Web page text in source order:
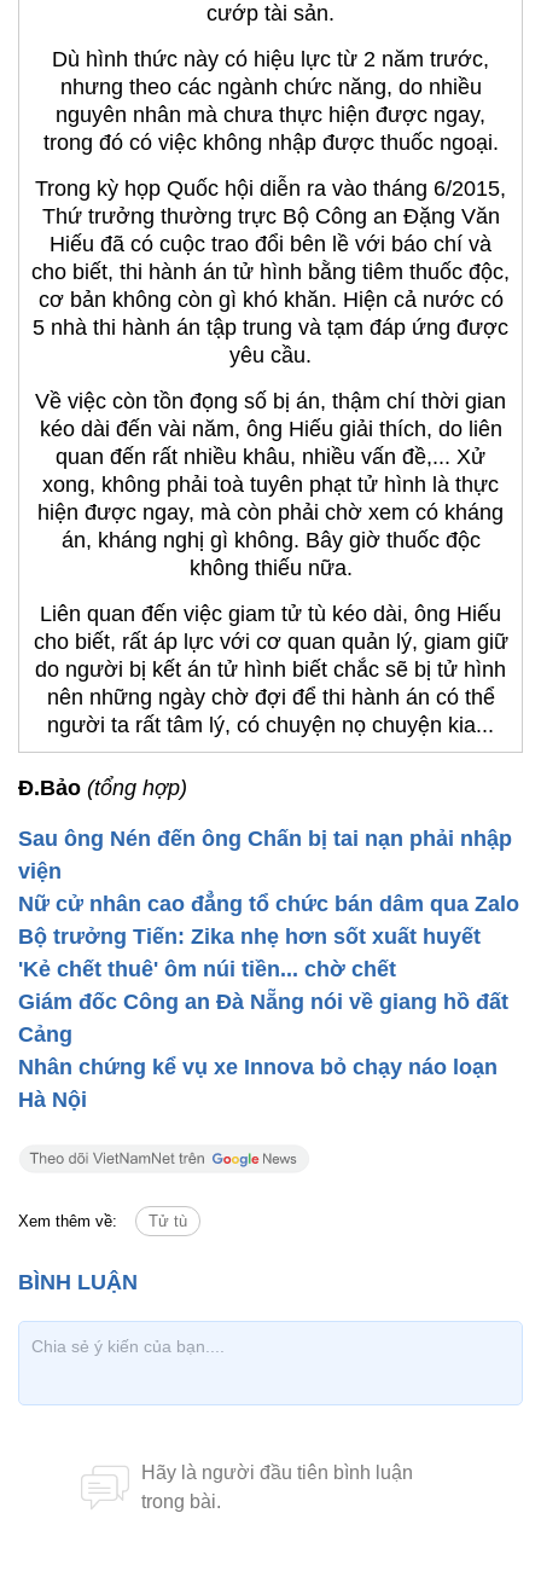
cướp tài sản.
Dù hình thức này có hiệu lực từ 2 năm trước,
nhưng theo các ngành chức năng, do nhiều
nguyên nhân mà chưa thực hiện được ngay,
trong đó có việc không nhập được thuốc ngoại.
Trong kỳ họp Quốc hội diễn ra vào tháng 6/2015,
Thứ trưởng thường trực Bộ Công an Đặng Văn
Hiếu đã có cuộc trao đổi bên lề với báo chí và
cho biết, thi hành án tử hình bằng tiêm thuốc độc,
cơ bản không còn gì khó khăn. Hiện cả nước có
5 nhà thi hành án tập trung và tạm đáp ứng được
yêu cầu.
Về việc còn tồn đọng số bị án, thậm chí thời gian
kéo dài đến vài năm, ông Hiếu giải thích, do liên
quan đến rất nhiều khâu, nhiều vấn đề,... Xử
xong, không phải toà tuyên phạt tử hình là thực
hiện được ngay, mà còn phải chờ xem có kháng
án, kháng nghị gì không. Bây giờ thuốc độc
không thiếu nữa.
Liên quan đến việc giam tử tù kéo dài, ông Hiếu
cho biết, rất áp lực với cơ quan quản lý, giam giữ
do người bị kết án tử hình biết chắc sẽ bị tử hình
nên những ngày chờ đợi để thi hành án có thể
người ta rất tâm lý, có chuyện nọ chuyện kia...
Đ.Bảo (tổng hợp)
Sau ông Nén đến ông Chấn bị tai nạn phải nhập
viện
Nữ cử nhân cao đẳng tổ chức bán dâm qua Zalo
Bộ trưởng Tiến: Zika nhẹ hơn sốt xuất huyết
'Kẻ chết thuê' ôm núi tiền... chờ chết
Giám đốc Công an Đà Nẵng nói về giang hồ đất
Cảng
Nhân chứng kể vụ xe Innova bỏ chạy náo loạn
Hà Nội
Xem thêm về: Tử tù